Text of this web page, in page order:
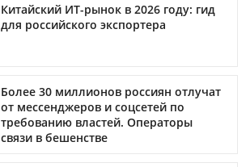
Китайский ИТ-рынок в 2026 году: гид
для российского экспортера
Более 30 миллионов россиян отлучат
от мессенджеров и соцсетей по
требованию властей. Операторы
связи в бешенстве